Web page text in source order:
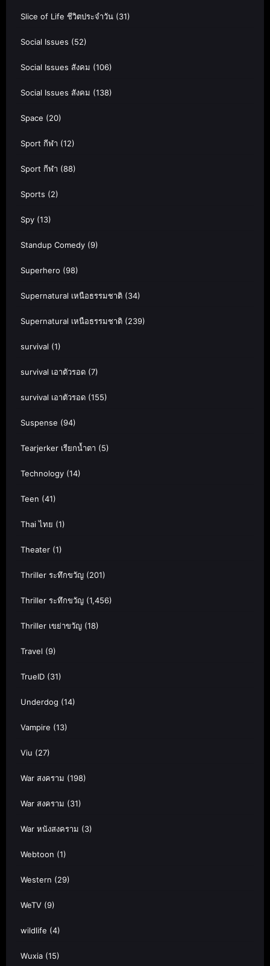
Slice of Life ชีวิตประจำวัน (31)
Social Issues (52)
Social Issues สังคม (106)
Social Issues สังคม (138)
Space (20)
Sport กีฬา (12)
Sport กีฬา (88)
Sports (2)
Spy (13)
Standup Comedy (9)
Superhero (98)
Supernatural เหนือธรรมชาติ (34)
Supernatural เหนือธรรมชาติ (239)
survival (1)
survival เอาตัวรอด (7)
survival เอาตัวรอด (155)
Suspense (94)
Tearjerker เรียกน้ำตา (5)
Technology (14)
Teen (41)
Thai ไทย (1)
Theater (1)
Thriller ระทึกขวัญ (201)
Thriller ระทึกขวัญ (1,456)
Thriller เขย่าขวัญ (18)
Travel (9)
TrueID (31)
Underdog (14)
Vampire (13)
Viu (27)
War สงคราม (198)
War สงคราม (31)
War หนังสงคราม (3)
Webtoon (1)
Western (29)
WeTV (9)
wildlife (4)
Wuxia (15)